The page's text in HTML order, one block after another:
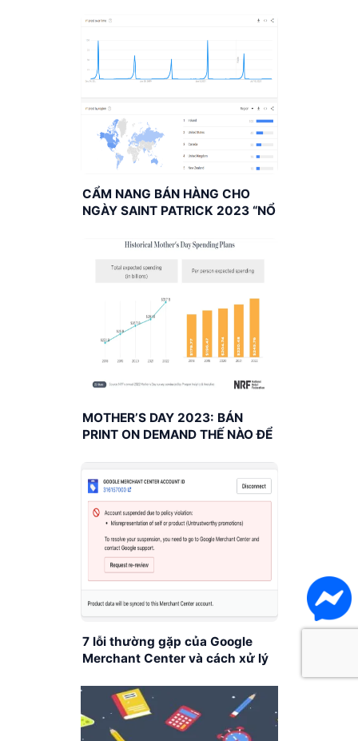
BurgerPrints
CẨM NANG BÁN HÀNG CHO
NGÀY SAINT PATRICK 2023 “NỔ
MOTHER’S DAY 2023: BÁN
PRINT ON DEMAND THẾ NÀO ĐỂ
7 lỗi thường gặp của Google
Merchant Center và cách xử lý